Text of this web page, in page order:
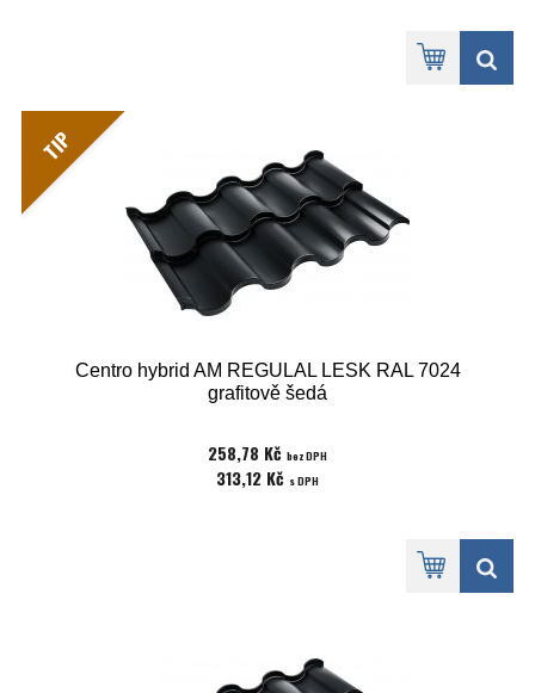
TIP
Centro hybrid AM REGULAL LESK RAL 7024
grafitově šedá
258,78 Kč bez DPH
313,12 Kč s DPH